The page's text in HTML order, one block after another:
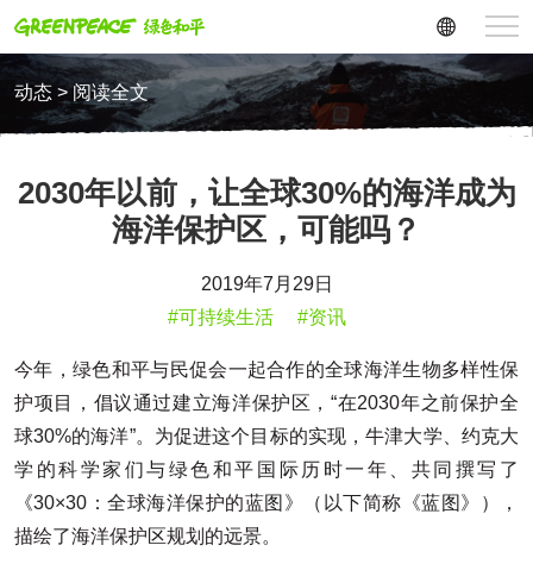
动态 > 阅读全文
2030年以前，让全球30%的海洋成为
海洋保护区，可能吗？
2019年7月29日
#可持续生活
#资讯
今年，绿色和平与民促会一起合作的全球海洋生物多样性保
护项目，倡议通过建立海洋保护区，“在2030年之前保护全
球30%的海洋”。为促进这个目标的实现，牛津大学、约克大
学的科学家们与绿色和平国际历时一年、共同撰写了
《30×30：全球海洋保护的蓝图》（以下简称《蓝图》），
描绘了海洋保护区规划的远景。